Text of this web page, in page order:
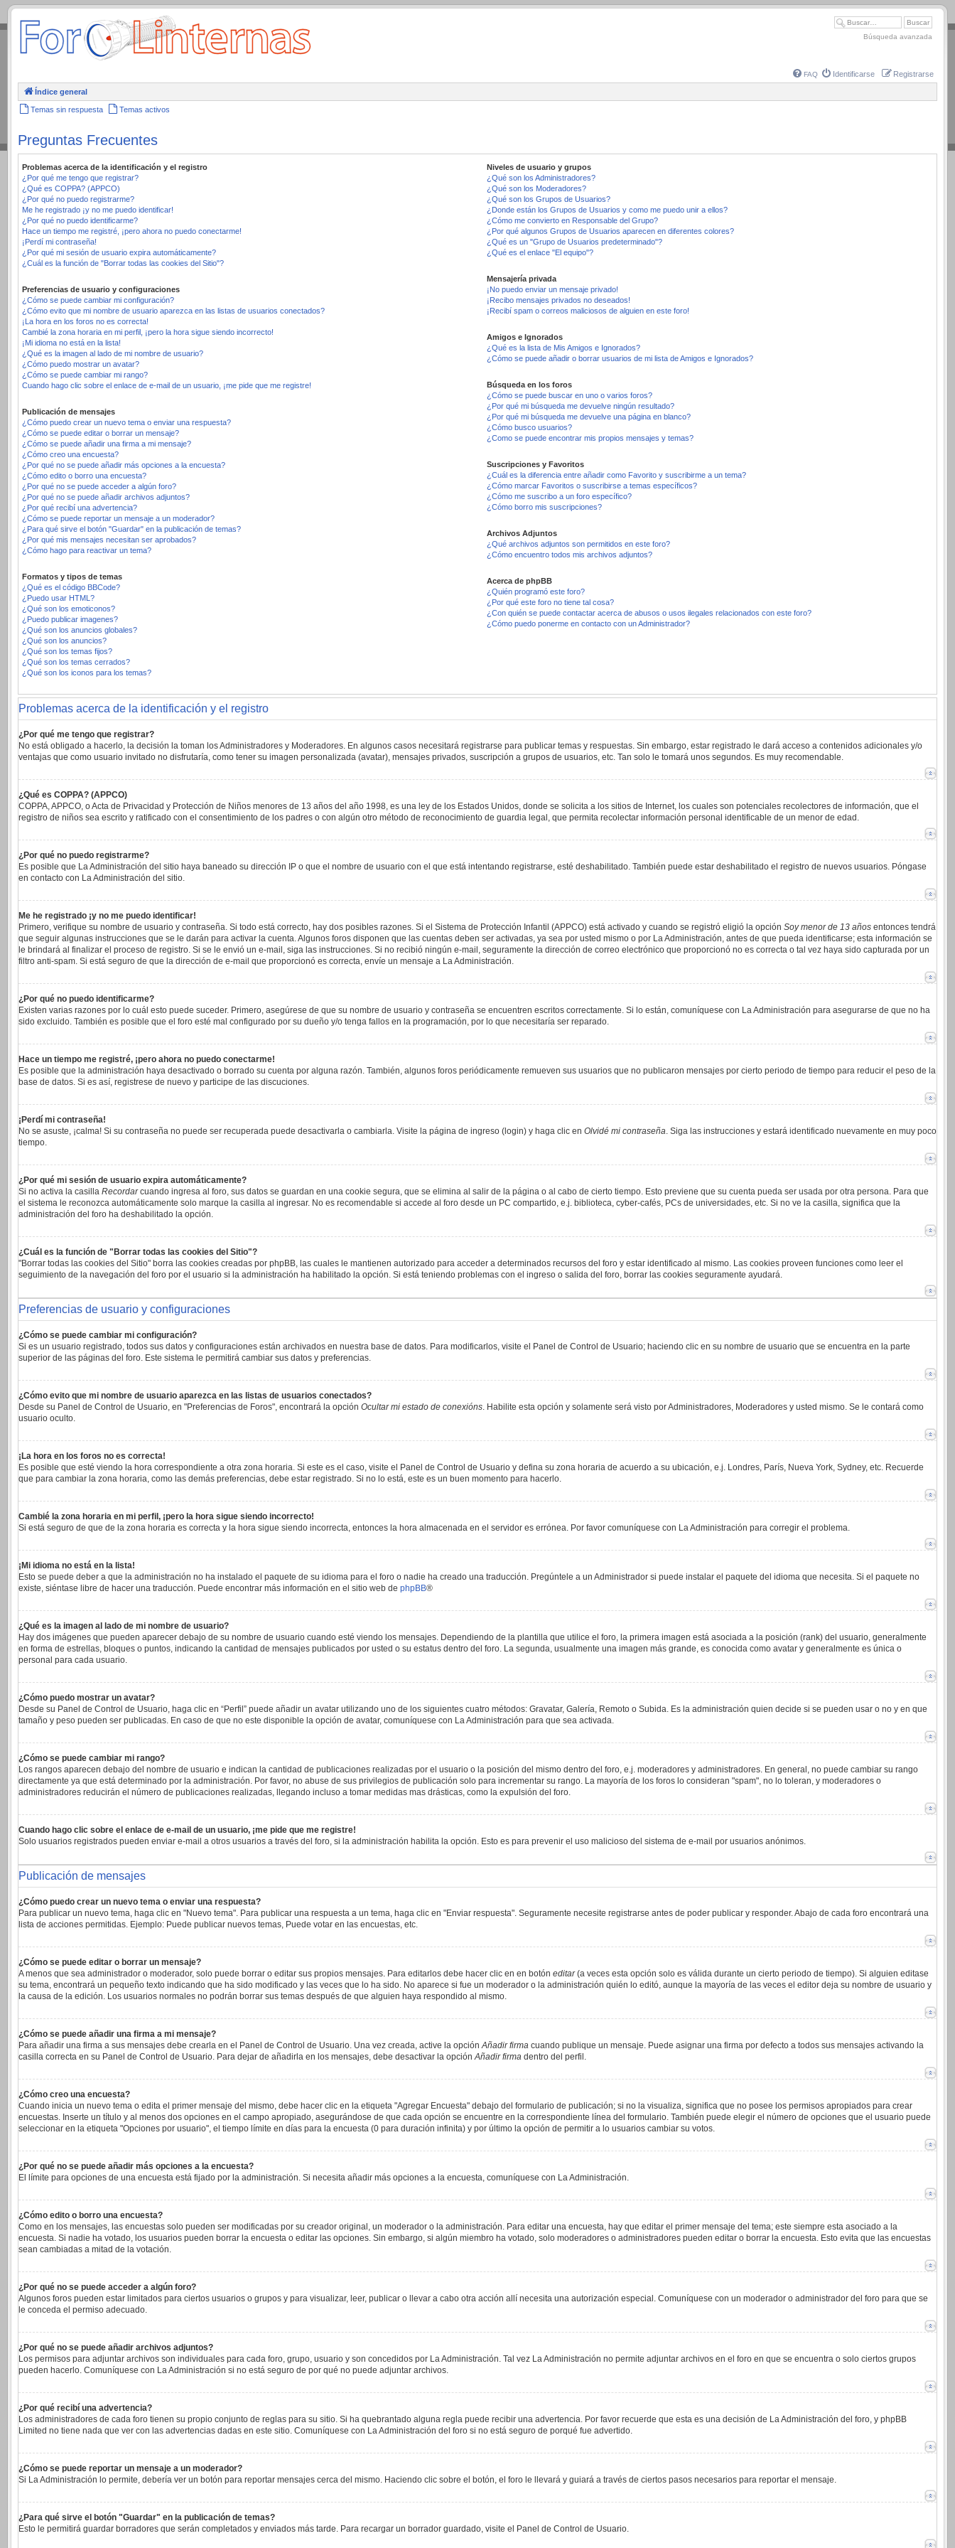
.
Búsqueda avanzada
FAQ Identificarse Registrarse
Índice general
Temas sin respuesta Temas activos
Preguntas Frecuentes
Problemas acerca de la identificación y el registro
¿Por qué me tengo que registrar?
¿Qué es COPPA? (APPCO)
¿Por qué no puedo registrarme?
Me he registrado ¡y no me puedo identificar!
¿Por qué no puedo identificarme?
Hace un tiempo me registré, ¡pero ahora no puedo conectarme!
¡Perdí mi contraseña!
¿Por qué mi sesión de usuario expira automáticamente?
¿Cuál es la función de "Borrar todas las cookies del Sitio"?
Preferencias de usuario y configuraciones
¿Cómo se puede cambiar mi configuración?
¿Cómo evito que mi nombre de usuario aparezca en las listas de usuarios conectados?
¡La hora en los foros no es correcta!
Cambié la zona horaria en mi perfil, ¡pero la hora sigue siendo incorrecto!
¡Mi idioma no está en la lista!
¿Qué es la imagen al lado de mi nombre de usuario?
¿Cómo puedo mostrar un avatar?
¿Cómo se puede cambiar mi rango?
Cuando hago clic sobre el enlace de e-mail de un usuario, ¡me pide que me registre!
Publicación de mensajes
¿Cómo puedo crear un nuevo tema o enviar una respuesta?
¿Cómo se puede editar o borrar un mensaje?
¿Cómo se puede añadir una firma a mi mensaje?
¿Cómo creo una encuesta?
¿Por qué no se puede añadir más opciones a la encuesta?
¿Cómo edito o borro una encuesta?
¿Por qué no se puede acceder a algún foro?
¿Por qué no se puede añadir archivos adjuntos?
¿Por qué recibí una advertencia?
¿Cómo se puede reportar un mensaje a un moderador?
¿Para qué sirve el botón "Guardar" en la publicación de temas?
¿Por qué mis mensajes necesitan ser aprobados?
¿Cómo hago para reactivar un tema?
Formatos y tipos de temas
¿Qué es el código BBCode?
¿Puedo usar HTML?
¿Qué son los emoticonos?
¿Puedo publicar imagenes?
¿Qué son los anuncios globales?
¿Qué son los anuncios?
¿Qué son los temas fijos?
¿Qué son los temas cerrados?
¿Qué son los iconos para los temas?
Niveles de usuario y grupos
¿Qué son los Administradores?
¿Qué son los Moderadores?
¿Qué son los Grupos de Usuarios?
¿Donde están los Grupos de Usuarios y como me puedo unir a ellos?
¿Cómo me convierto en Responsable del Grupo?
¿Por qué algunos Grupos de Usuarios aparecen en diferentes colores?
¿Qué es un "Grupo de Usuarios predeterminado"?
¿Qué es el enlace "El equipo"?
Mensajería privada
¡No puedo enviar un mensaje privado!
¡Recibo mensajes privados no deseados!
¡Recibí spam o correos maliciosos de alguien en este foro!
Amigos e Ignorados
¿Qué es la lista de Mis Amigos e Ignorados?
¿Cómo se puede añadir o borrar usuarios de mi lista de Amigos e Ignorados?
Búsqueda en los foros
¿Cómo se puede buscar en uno o varios foros?
¿Por qué mi búsqueda me devuelve ningún resultado?
¿Por qué mi búsqueda me devuelve una página en blanco?
¿Cómo busco usuarios?
¿Como se puede encontrar mis propios mensajes y temas?
Suscripciones y Favoritos
¿Cuál es la diferencia entre añadir como Favorito y suscribirme a un tema?
¿Cómo marcar Favoritos o suscribirse a temas específicos?
¿Cómo me suscribo a un foro específico?
¿Cómo borro mis suscripciones?
Archivos Adjuntos
¿Qué archivos adjuntos son permitidos en este foro?
¿Cómo encuentro todos mis archivos adjuntos?
Acerca de phpBB
¿Quién programó este foro?
¿Por qué este foro no tiene tal cosa?
¿Con quién se puede contactar acerca de abusos o usos ilegales relacionados con este foro?
¿Cómo puedo ponerme en contacto con un Administrador?
Problemas acerca de la identificación y el registro
¿Por qué me tengo que registrar?
No está obligado a hacerlo, la decisión la toman los Administradores y Moderadores. En algunos casos necesitará registrarse para publicar temas y respuestas. Sin embargo, estar registrado le dará acceso a contenidos adicionales y/o
ventajas que como usuario invitado no disfrutaría, como tener su imagen personalizada (avatar), mensajes privados, suscripción a grupos de usuarios, etc. Tan solo le tomará unos segundos. Es muy recomendable.
¿Qué es COPPA? (APPCO)
COPPA, APPCO, o Acta de Privacidad y Protección de Niños menores de 13 años del año 1998, es una ley de los Estados Unidos, donde se solicita a los sitios de Internet, los cuales son potenciales recolectores de información, que el
registro de niños sea escrito y ratificado con el consentimiento de los padres o con algún otro método de reconocimiento de guardia legal, que permita recolectar información personal identificable de un menor de edad.
¿Por qué no puedo registrarme?
Es posible que La Administración del sitio haya baneado su dirección IP o que el nombre de usuario con el que está intentando registrarse, esté deshabilitado. También puede estar deshabilitado el registro de nuevos usuarios. Póngase
en contacto con La Administración del sitio.
Me he registrado ¡y no me puedo identificar!
Primero, verifique su nombre de usuario y contraseña. Si todo está correcto, hay dos posibles razones. Si el Sistema de Protección Infantil (APPCO) está activado y cuando se registró eligió la opción Soy menor de 13 años entonces tendrá
que seguir algunas instrucciones que se le darán para activar la cuenta. Algunos foros disponen que las cuentas deben ser activadas, ya sea por usted mismo o por La Administración, antes de que pueda identificarse; esta información se
le brindará al finalizar el proceso de registro. Si se le envió un e-mail, siga las instrucciones. Si no recibió ningún e-mail, seguramente la dirección de correo electrónico que proporcionó no es correcta o tal vez haya sido capturada por un
filtro anti-spam. Si está seguro de que la dirección de e-mail que proporcionó es correcta, envíe un mensaje a La Administración.
¿Por qué no puedo identificarme?
Existen varias razones por lo cuál esto puede suceder. Primero, asegúrese de que su nombre de usuario y contraseña se encuentren escritos correctamente. Si lo están, comuníquese con La Administración para asegurarse de que no ha
sido excluido. También es posible que el foro esté mal configurado por su dueño y/o tenga fallos en la programación, por lo que necesitaría ser reparado.
Hace un tiempo me registré, ¡pero ahora no puedo conectarme!
Es posible que la administración haya desactivado o borrado su cuenta por alguna razón. También, algunos foros periódicamente remueven sus usuarios que no publicaron mensajes por cierto periodo de tiempo para reducir el peso de la
base de datos. Si es así, registrese de nuevo y participe de las discuciones.
¡Perdí mi contraseña!
No se asuste, ¡calma! Si su contraseña no puede ser recuperada puede desactivarla o cambiarla. Visite la página de ingreso (login) y haga clic en Olvidé mi contraseña. Siga las instrucciones y estará identificado nuevamente en muy poco
tiempo.
¿Por qué mi sesión de usuario expira automáticamente?
Si no activa la casilla Recordarcuando ingresa al foro, sus datos se guardan en una cookie segura, que se elimina al salir de la página o al cabo de cierto tiempo. Esto previene que su cuenta pueda ser usada por otra persona. Para que
el sistema le reconozca automáticamente solo marque la casilla al ingresar. No es recomendable si accede al foro desde un PC compartido, e.j. biblioteca, cyber-cafés, PCs de universidades, etc. Si no ve la casilla, significa que la
administración del foro ha deshabilitado la opción.
¿Cuál es la función de "Borrar todas las cookies del Sitio"?
"Borrar todas las cookies del Sitio" borra las cookies creadas por phpBB, las cuales le mantienen autorizado para acceder a determinados recursos del foro y estar identificado al mismo. Las cookies proveen funciones como leer el
seguimiento de la navegación del foro por el usuario si la administración ha habilitado la opción. Si está teniendo problemas con el ingreso o salida del foro, borrar las cookies seguramente ayudará.
Preferencias de usuario y configuraciones
¿Cómo se puede cambiar mi configuración?
Si es un usuario registrado, todos sus datos y configuraciones están archivados en nuestra base de datos. Para modificarlos, visite el Panel de Control de Usuario; haciendo clic en su nombre de usuario que se encuentra en la parte
superior de las páginas del foro. Este sistema le permitirá cambiar sus datos y preferencias.
¿Cómo evito que mi nombre de usuario aparezca en las listas de usuarios conectados?
Desde su Panel de Control de Usuario, en "Preferencias de Foros", encontrará la opción Ocultar mi estado de conexións. Habilite esta opción y solamente será visto por Administradores, Moderadores y usted mismo. Se le contará como
usuario oculto.
¡La hora en los foros no es correcta!
Es posible que esté viendo la hora correspondiente a otra zona horaria. Si este es el caso, visite el Panel de Control de Usuario y defina su zona horaria de acuerdo a su ubicación, e.j. Londres, París, Nueva York, Sydney, etc. Recuerde
que para cambiar la zona horaria, como las demás preferencias, debe estar registrado. Si no lo está, este es un buen momento para hacerlo.
Cambié la zona horaria en mi perfil, ¡pero la hora sigue siendo incorrecto!
Si está seguro de que de la zona horaria es correcta y la hora sigue siendo incorrecta, entonces la hora almacenada en el servidor es errónea. Por favor comuníquese con La Administración para corregir el problema.
¡Mi idioma no está en la lista!
Esto se puede deber a que la administración no ha instalado el paquete de su idioma para el foro o nadie ha creado una traducción. Pregúntele a un Administrador si puede instalar el paquete del idioma que necesita. Si el paquete no
existe, siéntase libre de hacer una traducción. Puede encontrar más información en el sitio web de phpBB®
¿Qué es la imagen al lado de mi nombre de usuario?
Hay dos imágenes que pueden aparecer debajo de su nombre de usuario cuando esté viendo los mensajes. Dependiendo de la plantilla que utilice el foro, la primera imagen está asociada a la posición (rank) del usuario, generalmente
en forma de estrellas, bloques o puntos, indicando la cantidad de mensajes publicados por usted o su estatus dentro del foro. La segunda, usualmente una imagen más grande, es conocida como avatar y generalmente es única o
personal para cada usuario.
¿Cómo puedo mostrar un avatar?
Desde su Panel de Control de Usuario, haga clic en “Perfil” puede añadir un avatar utilizando uno de los siguientes cuatro métodos: Gravatar, Galería, Remoto o Subida. Es la administración quien decide si se pueden usar o no y en que
tamaño y peso pueden ser publicadas. En caso de que no este disponible la opción de avatar, comuníquese con La Administración para que sea activada.
¿Cómo se puede cambiar mi rango?
Los rangos aparecen debajo del nombre de usuario e indican la cantidad de publicaciones realizadas por el usuario o la posición del mismo dentro del foro, e.j. moderadores y administradores. En general, no puede cambiar su rango
directamente ya que está determinado por la administración. Por favor, no abuse de sus privilegios de publicación solo para incrementar su rango. La mayoría de los foros lo consideran "spam", no lo toleran, y moderadores o
administradores reducirán el número de publicaciones realizadas, llegando incluso a tomar medidas mas drásticas, como la expulsión del foro.
Cuando hago clic sobre el enlace de e-mail de un usuario, ¡me pide que me registre!
Solo usuarios registrados pueden enviar e-mail a otros usuarios a través del foro, si la administración habilita la opción. Esto es para prevenir el uso malicioso del sistema de e-mail por usuarios anónimos.
Publicación de mensajes
¿Cómo puedo crear un nuevo tema o enviar una respuesta?
Para publicar un nuevo tema, haga clic en "Nuevo tema". Para publicar una respuesta a un tema, haga clic en "Enviar respuesta". Seguramente necesite registrarse antes de poder publicar y responder. Abajo de cada foro encontrará una
lista de acciones permitidas. Ejemplo: Puede publicar nuevos temas, Puede votar en las encuestas, etc.
¿Cómo se puede editar o borrar un mensaje?
A menos que sea administrador o moderador, solo puede borrar o editar sus propios mensajes. Para editarlos debe hacer clic en en botón editar(a veces esta opción solo es válida durante un cierto periodo de tiempo). Si alguien editase
su tema, encontrará un pequeño texto indicando que ha sido modificado y las veces que lo ha sido. No aparece si fue un moderador o la administración quién lo editó, aunque la mayoría de las veces el editor deja su nombre de usuario y
la causa de la edición. Los usuarios normales no podrán borrar sus temas después de que alguien haya respondido al mismo.
¿Cómo se puede añadir una firma a mi mensaje?
Para añadir una firma a sus mensajes debe crearla en el Panel de Control de Usuario. Una vez creada, active la opciónAñadir firma cuando publique un mensaje. Puede asignar una firma por defecto a todos sus mensajes activando la
casilla correcta en su Panel de Control de Usuario. Para dejar de añadirla en los mensajes, debe desactivar la opciónAñadir firma dentro del perfil.
¿Cómo creo una encuesta?
Cuando inicia un nuevo tema o edita el primer mensaje del mismo, debe hacer clic en la etiqueta "Agregar Encuesta" debajo del formulario de publicación; si no la visualiza, significa que no posee los permisos apropiados para crear
encuestas. Inserte un título y al menos dos opciones en el campo apropiado, asegurándose de que cada opción se encuentre en la correspondiente línea del formulario. También puede elegir el número de opciones que el usuario puede
seleccionar en la etiqueta "Opciones por usuario", el tiempo límite en días para la encuesta (0 para duración infinita) y por último la opción de permitir a lo usuarios cambiar su votos.
¿Por qué no se puede añadir más opciones a la encuesta?
El límite para opciones de una encuesta está fijado por la administración. Si necesita añadir más opciones a la encuesta, comuníquese con La Administración.
¿Cómo edito o borro una encuesta?
Como en los mensajes, las encuestas solo pueden ser modificadas por su creador original, un moderador o la administración. Para editar una encuesta, hay que editar el primer mensaje del tema; este siempre esta asociado a la
encuesta. Si nadie ha votado, los usuarios pueden borrar la encuesta o editar las opciones. Sin embargo, si algún miembro ha votado, solo moderadores o administradores pueden editar o borrar la encuesta. Esto evita que las encuestas
sean cambiadas a mitad de la votación.
¿Por qué no se puede acceder a algún foro?
Algunos foros pueden estar limitados para ciertos usuarios o grupos y para visualizar, leer, publicar o llevar a cabo otra acción allí necesita una autorización especial. Comuníquese con un moderador o administrador del foro para que se
le conceda el permiso adecuado.
¿Por qué no se puede añadir archivos adjuntos?
Los permisos para adjuntar archivos son individuales para cada foro, grupo, usuario y son concedidos por La Administración. Tal vez La Administración no permite adjuntar archivos en el foro en que se encuentra o solo ciertos grupos
pueden hacerlo. Comuníquese con La Administración si no está seguro de por qué no puede adjuntar archivos.
¿Por qué recibí una advertencia?
Los administradores de cada foro tienen su propio conjunto de reglas para su sitio. Si ha quebrantado alguna regla puede recibir una advertencia. Por favor recuerde que esta es una decisión de La Administración del foro, y phpBB
Limited no tiene nada que ver con las advertencias dadas en este sitio. Comuníquese con La Administración del foro si no está seguro de porqué fue advertido.
¿Cómo se puede reportar un mensaje a un moderador?
Si La Administración lo permite, debería ver un botón para reportar mensajes cerca del mismo. Haciendo clic sobre el botón, el foro le llevará y guiará a través de ciertos pasos necesarios para reportar el mensaje.
¿Para qué sirve el botón "Guardar" en la publicación de temas?
Esto le permitirá guardar borradores que serán completados y enviados más tarde. Para recargar un borrador guardado, visite el Panel de Control de Usuario.